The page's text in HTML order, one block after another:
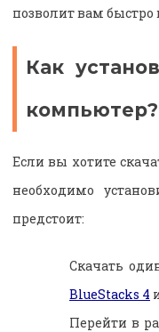
позволит вам быстро
Как
компьютер?
Если вы хотите
необходимо
предстоит:
Скачать
BlueStacks 4
Перейти в